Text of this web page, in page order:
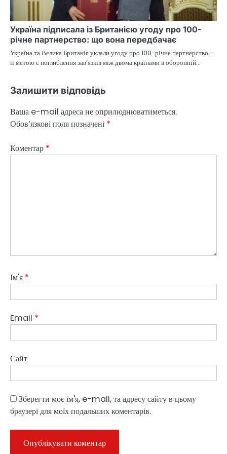
Україна підписала із Британією угоду про 100-
річне партнерство: що вона передбачає
Україна та Велика Британія уклали угоду про 100-річне партнерство –
її метою є поглиблення зав’язків між двома країнами в оборонній…
Залишити відповідь
Ваша e-mail адреса не оприлюднюватиметься.
Обов’язкові поля позначені *
Коментар *
Ім'я *
Email *
Сайт
Зберегти моє ім'я, e-mail, та адресу сайту в цьому
браузері для моїх подальших коментарів.